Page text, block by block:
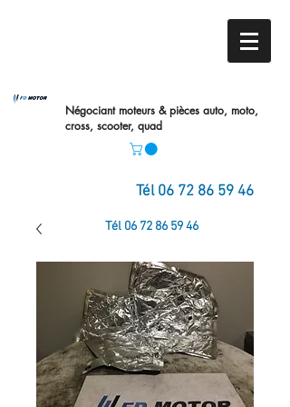
Négociant moteurs & pièces auto, moto,
cross, scooter, quad
Tél 06 72 86 59 46
Tél 06 72 86 59 46